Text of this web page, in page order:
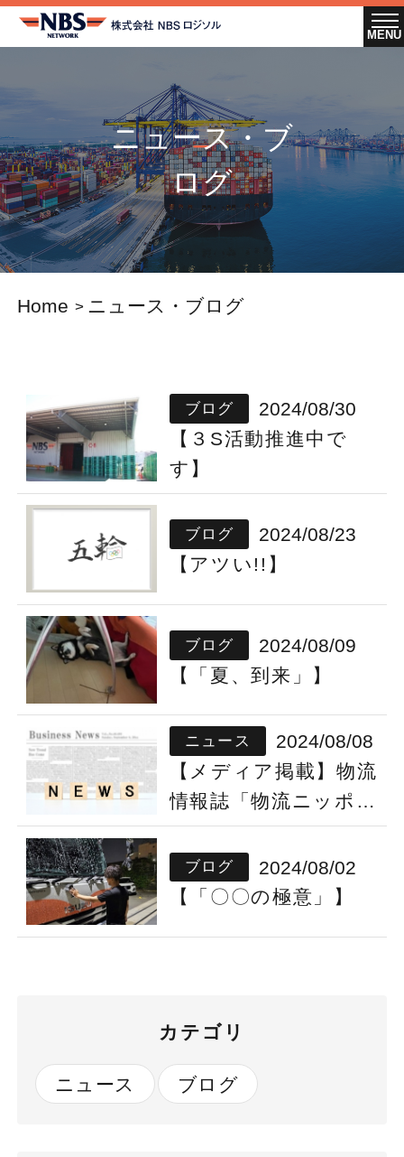
ニュース・ブ
ログ
Home ニュース・ブログ
ブログ
2024/08/30
【３S活動推進中で
す】
ブログ
2024/08/23
【アツい!!】
ブログ
2024/08/09
【「夏、到来」】
ニュース
2024/08/08
【メディア掲載】物流
情報誌「物流ニッポ
ン」に夏場のドリン
ク支給についての記
事が掲載されました
ブログ
2024/08/02
【「〇〇の極意」】
カテゴリ
ニュース ブログ